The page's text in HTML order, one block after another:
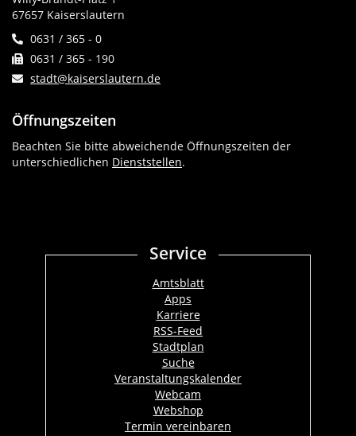
67657 Kaiserslautern
0631 / 365 - 0
0631 / 365 - 190
stadt@kaiserslautern.de
Öffnungszeiten
Beachten Sie bitte abweichende Öffnungszeiten der
unterschiedlichen Dienststellen.
Service
Amtsblatt
Apps
Karriere
RSS-Feed
Stadtplan
Suche
Veranstaltungskalender
Webcam
Webshop
Termin vereinbaren